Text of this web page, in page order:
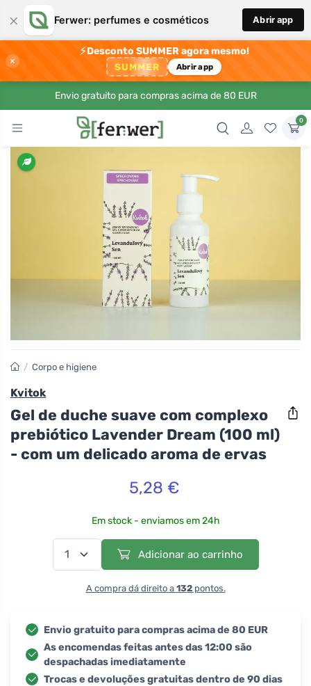
× Ferwer: perfumes e cosméticos Abrir app
×
⚡Desconto SUMMER agora mesmo!
SUMMER Abrir app
Envio gratuito para compras acima de 80 EUR
0
/ Corpo e higiene
Kvitok
Gel de duche suave com complexo
prebiótico Lavender Dream (100 ml)
- com um delicado aroma de ervas
5,28 €
Em stock - enviamos em 24h
Adicionar ao carrinho
A compra dá direito a 132pontos.
Envio gratuito para compras acima de 80 EUR
As encomendas feitas antes das 12:00 são
despachadas imediatamente
Trocas e devoluções gratuitas dentro de 90 dias